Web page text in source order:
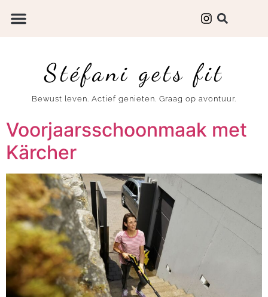
Stéfani gets fit
Bewust leven. Actief genieten. Graag op avontuur.
Voorjaarsschoonmaak met
Kärcher